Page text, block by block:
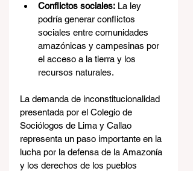
Conflictos sociales: La ley
podría generar conflictos
sociales entre comunidades
amazónicas y campesinas por
el acceso a la tierra y los
recursos naturales.
La demanda de inconstitucionalidad
presentada por el Colegio de
Sociólogos de Lima y Callao
representa un paso importante en la
lucha por la defensa de la Amazonía
y los derechos de los pueblos